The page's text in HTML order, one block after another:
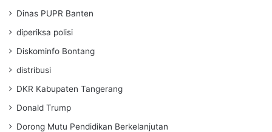
Dinas PUPR Banten
diperiksa polisi
Diskominfo Bontang
distribusi
DKR Kabupaten Tangerang
Donald Trump
Dorong Mutu Pendidikan Berkelanjutan